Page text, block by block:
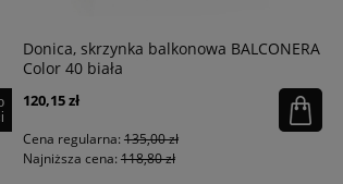
Donica, skrzynka balkonowa BALCONERA
Color 40 biała
120,15 zł
Cena regularna:135,00 zł
Najniższa cena:118,80 zł